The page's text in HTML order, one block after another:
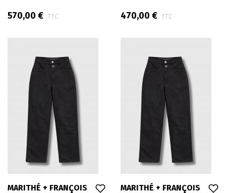
570,00 € TTC 470,00 € TTC
MARITHÉ + FRANÇOIS
MARITHÉ + FRANÇOIS